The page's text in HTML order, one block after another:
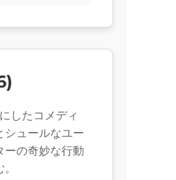
したコメディ
シュールなユー
ーの奇妙な行動